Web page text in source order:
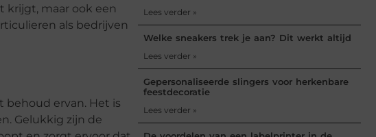
krijgt, maar ook een
als bedrijven
behoud ervan. Het is
Gelukkig zijn de
Lees verder »
Welke sneakers trek je aan? Dit werkt altijd
Lees verder »
Gepersonaliseerde slingers voor herkenbare
feestdecoratie
Lees verder »